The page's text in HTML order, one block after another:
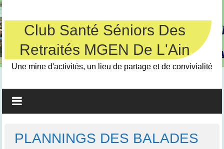
Skip
to
contentClub Santé Séniors Des
Retraités MGEN De L'Ain
Une mine d'activités, un lieu de partage et de convivialité
PLANNINGS DES BALADES